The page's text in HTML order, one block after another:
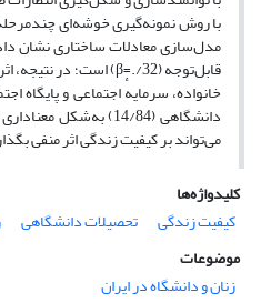
با روش نمونه‌گیری خوشه‌ای
خانواده، سرمایهٔ اجتماعی و
می‌تواند بر کیفیت زندگی اثر منفی
کلیدواژه‌ها
کیفیت زندگی
تحصیلات دانشگاهی
موضوعات
زنان و دانشگاه در ایران